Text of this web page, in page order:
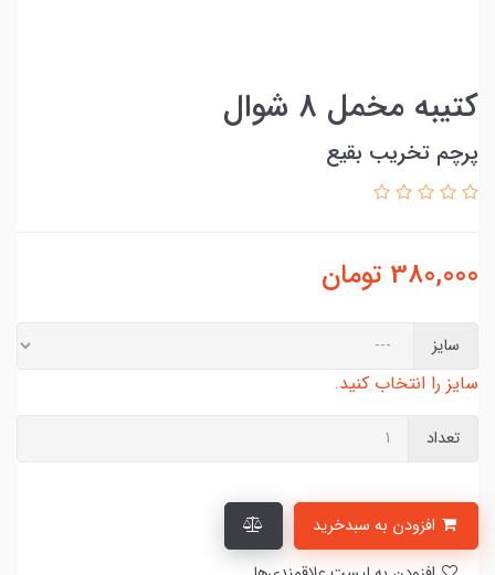
کتیبه مخمل 8 شوال
پرچم تخریب بقیع
380,000 تومان
سایز
سایز را انتخاب کنید.
تعداد